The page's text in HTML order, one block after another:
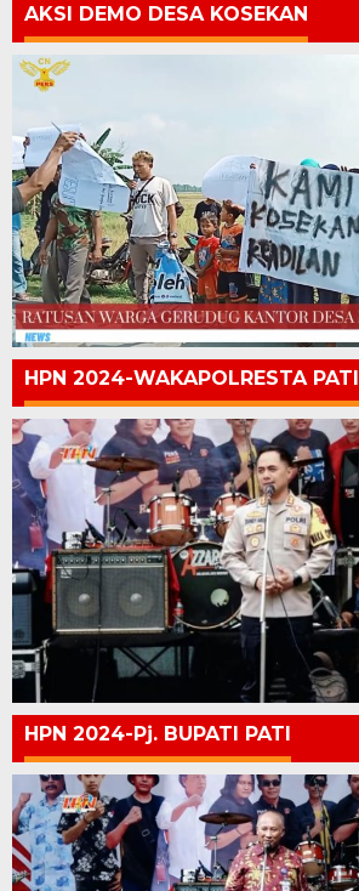
AKSI DEMO DESA KOSEKAN
HPN 2024-WAKAPOLRESTA PATI
HPN 2024-Pj. BUPATI PATI